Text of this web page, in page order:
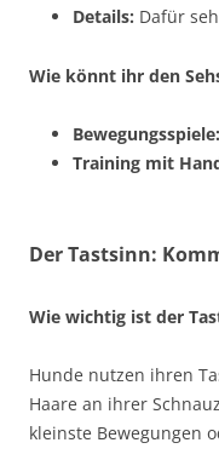
Details: Dafür
Wie könnt ihr den
Bewegungsspiele:
Training mit
Der Tastsinn:
Wie wichtig ist der
Hunde nutzen ihren
Haare an ihrer
kleinste Bewegungen